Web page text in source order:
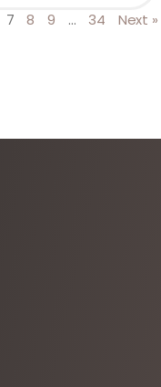
7 8 9 … 34 Next »